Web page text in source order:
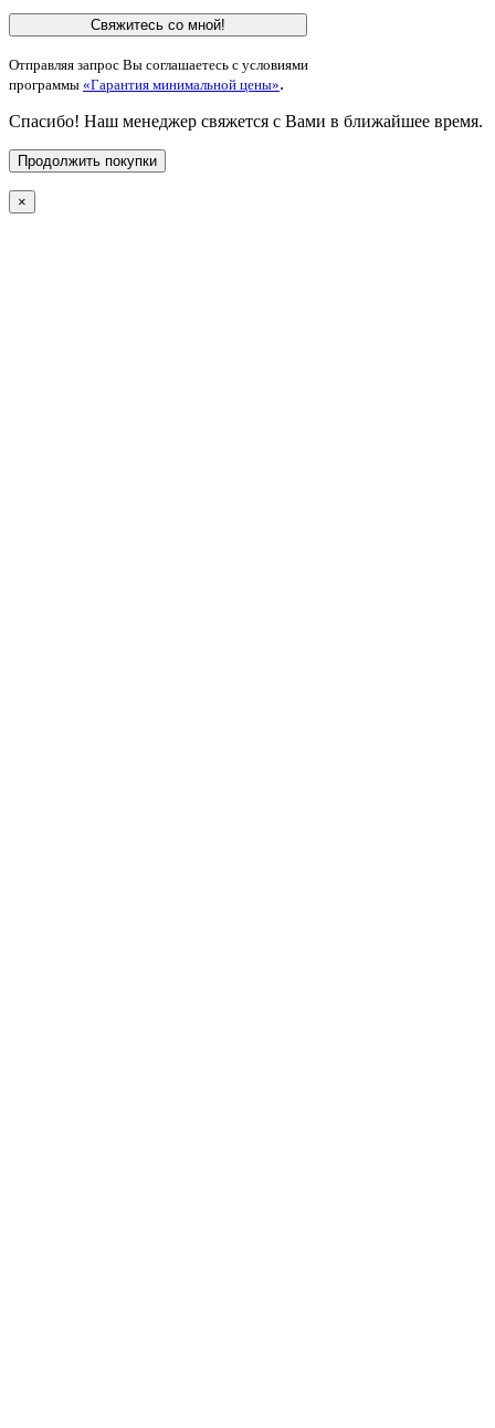
Свяжитесь со мной!
Отправляя запрос Вы соглашаетесь с условиями
программы «Гарантия минимальной цены».
Спасибо! Наш менеджер свяжется с Вами в ближайшее время.
Продолжить покупки
×